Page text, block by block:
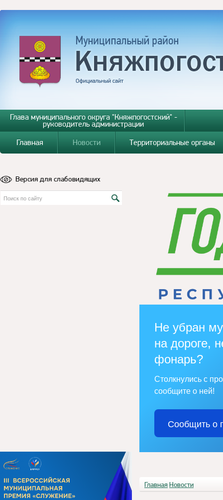
Глава муниципального округа "Княжпогостский" -
руководитель администрации
Главная
Новости Территориальные органы
Версия для слабовидящих
Не убран
на дороге,
фонарь?
Столкнулись с
сообщите о ней!
Сообщить о
Главная Новости